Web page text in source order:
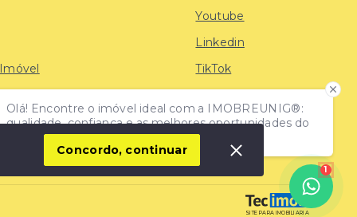
Olá! Encontre o imóvel ideal com a IMOBREUNIG®:
qualidade, confiança e as melhores oportunidades do
mercado!
1
Youtube
Linkedin
TikTok
SITE PARA IMOBILIARIA
Concordo, continuar